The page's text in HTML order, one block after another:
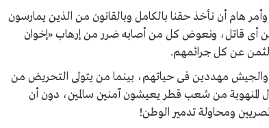
هام أن نأخذ حقنا بالكامل وبالقانون من الذين يمارسون
أى قاتل، ونعوض كل من أصابه ضرر من إرهاب «إخوان
عن كل جرائمهم.
مهددين فى حياتهم، بينما من يتولى التحريض من
المنهوبة من شعب قطر يعيشون آمنين سالمين، دون أن
ومحاولة تدمير الوطن!